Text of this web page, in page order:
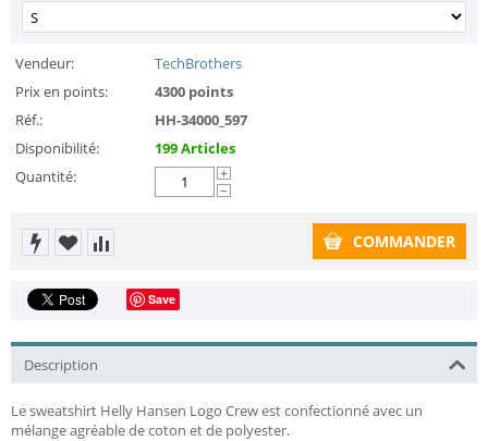
Vendeur:
TechBrothers
Prix en points:
4300 points
Réf.:
HH-34000_597
Disponibilité:
199 Articles
Quantité:
+
−
COMMANDER
Save
Description
Le sweatshirt Helly Hansen Logo Crew est confectionné avec un
mélange agréable de coton et de polyester.